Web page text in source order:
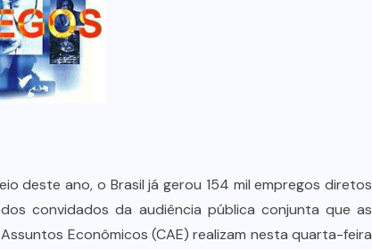
deste ano, o Brasil já gerou 154 mil empregos diretos
convidados da audiência pública conjunta que as
Econômicos (CAE) realizam nesta quarta-feira